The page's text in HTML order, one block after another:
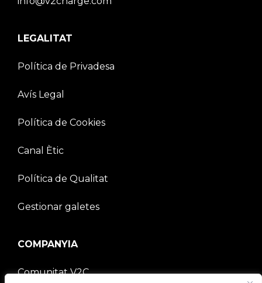
LEGALITAT
Política de Privadesa
Avís Legal
Política de Cookies
Canal Ètic
Política de Qualitat
Gestionar galetes
COMPANYIA
Comunitat V2C